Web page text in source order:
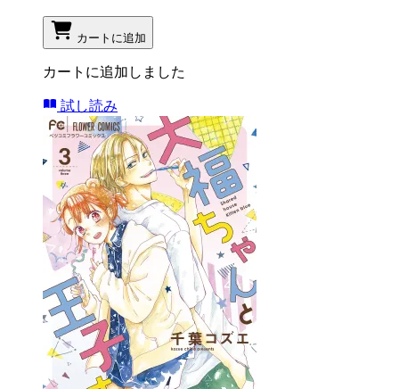
カートに追加
カートに追加しました
試し読み